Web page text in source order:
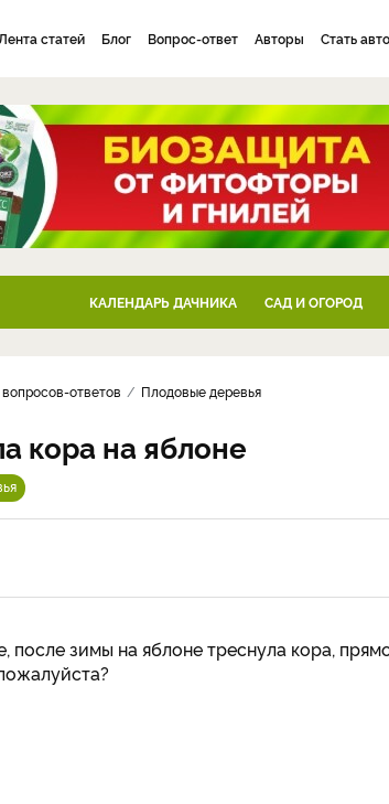
статей Блог Вопрос-ответ Авторы Стать
КАЛЕНДАРЬ ДАЧНИКА САД И ОГОРОД
ответов Плодовые деревья
кора на яблоне
после зимы на яблоне треснула кора,